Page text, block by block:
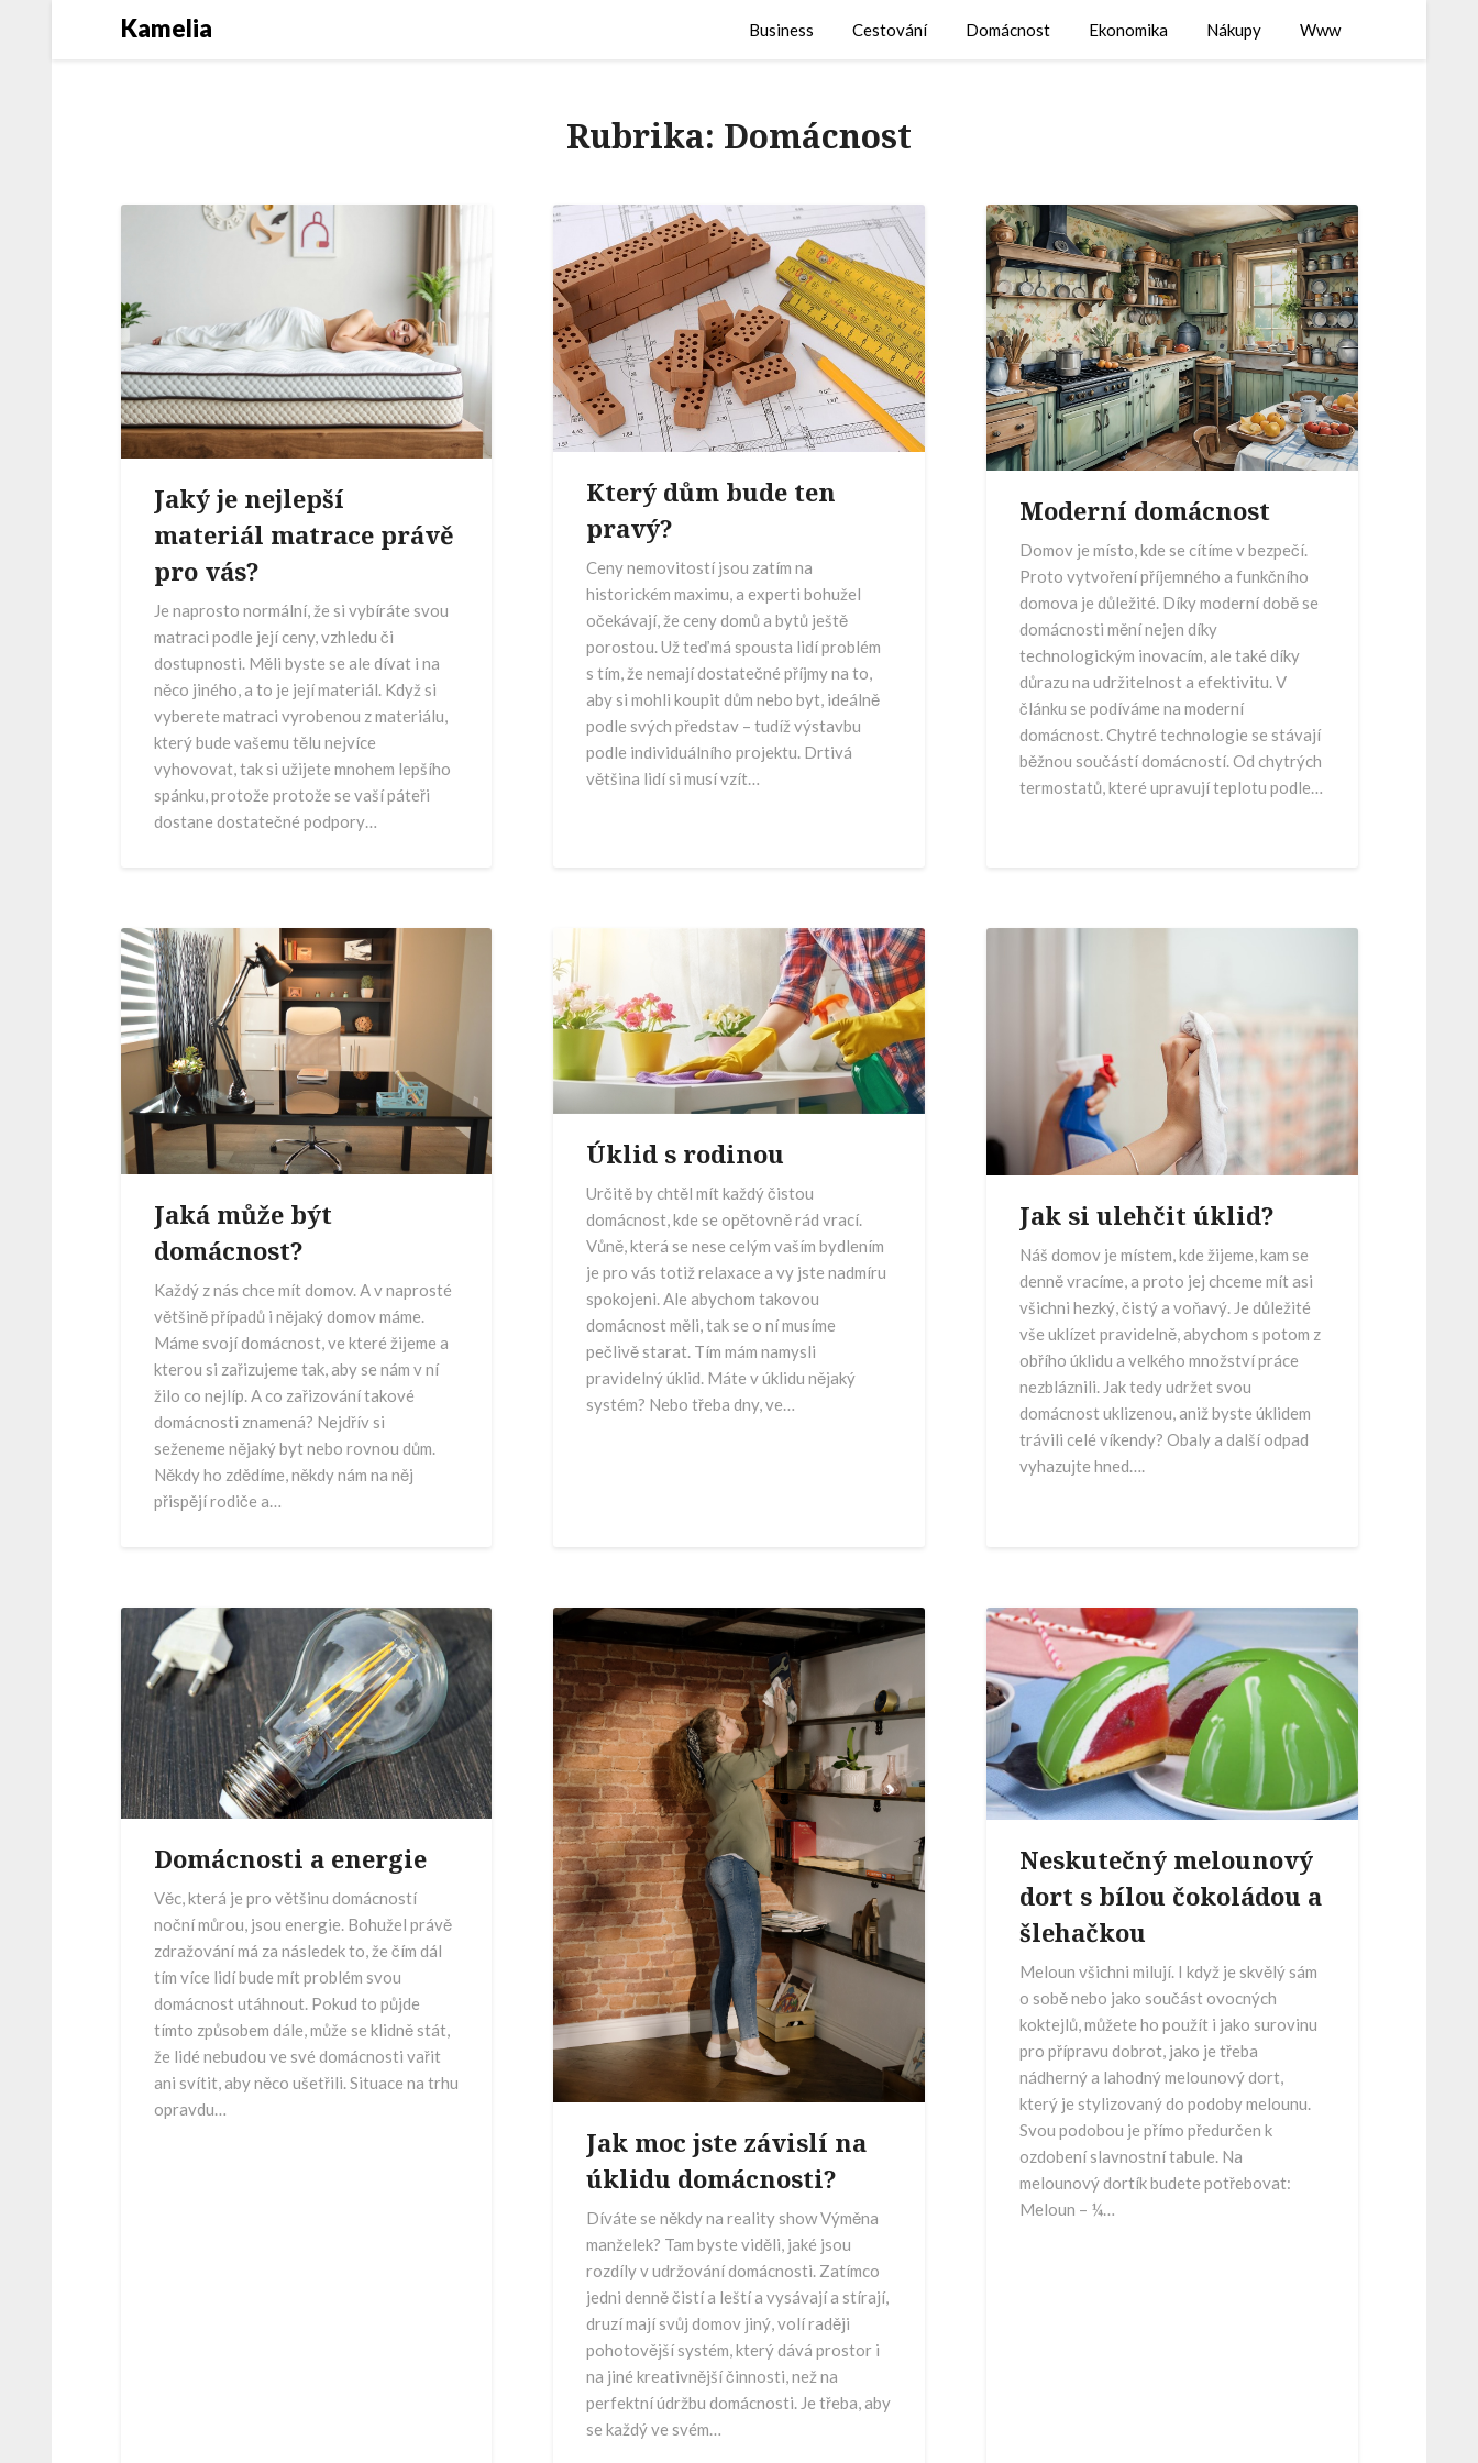
Kamelia Business Cestování Domácnost Ekonomika Nákupy Www
Rubrika: Domácnost
Jaký je nejlepší
materiál matrace právě
pro vás?
Je naprosto normální, že si vybíráte svou
matraci podle její ceny, vzhledu či
dostupnosti. Měli byste se ale dívat i na
něco jiného, a to je její materiál. Když si
vyberete matraci vyrobenou z materiálu,
který bude vašemu tělu nejvíce
vyhovovat, tak si užijete mnohem lepšího
spánku, protože protože se vaší páteři
dostane dostatečné podpory…
Který dům bude ten
pravý?
Ceny nemovitostí jsou zatím na
historickém maximu, a experti bohužel
očekávají, že ceny domů a bytů ještě
porostou. Už teď má spousta lidí problém
s tím, že nemají dostatečné příjmy na to,
aby si mohli koupit dům nebo byt, ideálně
podle svých představ – tudíž výstavbu
podle individuálního projektu. Drtivá
většina lidí si musí vzít…
Moderní domácnost
Domov je místo, kde se cítíme v bezpečí.
Proto vytvoření příjemného a funkčního
domova je důležité. Díky moderní době se
domácnosti mění nejen díky
technologickým inovacím, ale také díky
důrazu na udržitelnost a efektivitu. V
článku se podíváme na moderní
domácnost. Chytré technologie se stávají
běžnou součástí domácností. Od chytrých
termostatů, které upravují teplotu podle…
Jaká může být
domácnost?
Každý z nás chce mít domov. A v naprosté
většině případů i nějaký domov máme.
Máme svojí domácnost, ve které žijeme a
kterou si zařizujeme tak, aby se nám v ní
žilo co nejlíp. A co zařizování takové
domácnosti znamená? Nejdřív si
seženeme nějaký byt nebo rovnou dům.
Někdy ho zdědíme, někdy nám na něj
přispějí rodiče a…
Úklid s rodinou
Určitě by chtěl mít každý čistou
domácnost, kde se opětovně rád vrací.
Vůně, která se nese celým vaším bydlením
je pro vás totiž relaxace a vy jste nadmíru
spokojeni. Ale abychom takovou
domácnost měli, tak se o ní musíme
pečlivě starat. Tím mám namysli
pravidelný úklid. Máte v úklidu nějaký
systém? Nebo třeba dny, ve…
Jak si ulehčit úklid?
Náš domov je místem, kde žijeme, kam se
denně vracíme, a proto jej chceme mít asi
všichni hezký, čistý a voňavý. Je důležité
vše uklízet pravidelně, abychom s potom z
obřího úklidu a velkého množství práce
nezbláznili. Jak tedy udržet svou
domácnost uklizenou, aniž byste úklidem
trávili celé víkendy? Obaly a další odpad
vyhazujte hned….
Domácnosti a energie
Věc, která je pro většinu domácností
noční můrou, jsou energie. Bohužel právě
zdražování má za následek to, že čím dál
tím více lidí bude mít problém svou
domácnost utáhnout. Pokud to půjde
tímto způsobem dále, může se klidně stát,
že lidé nebudou ve své domácnosti vařit
ani svítit, aby něco ušetřili. Situace na trhu
opravdu…
Jak moc jste závislí na
úklidu domácnosti?
Díváte se někdy na reality show Výměna
manželek? Tam byste viděli, jaké jsou
rozdíly v udržování domácnosti. Zatímco
jedni denně čistí a leští a vysávají a stírají,
druzí mají svůj domov jiný, volí raději
pohotovější systém, který dává prostor i
na jiné kreativnější činnosti, než na
perfektní údržbu domácnosti. Je třeba, aby
se každý ve svém…
Neskutečný melounový
dort s bílou čokoládou a
šlehačkou
Meloun všichni milují. I když je skvělý sám
o sobě nebo jako součást ovocných
koktejlů, můžete ho použít i jako surovinu
pro přípravu dobrot, jako je třeba
nádherný a lahodný melounový dort,
který je stylizovaný do podoby melounu.
Svou podobou je přímo předurčen k
ozdobení slavnostní tabule. Na
melounový dortík budete potřebovat:
Meloun – ¼…